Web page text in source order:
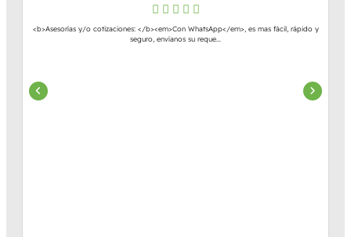
<b>Asesorías y/o cotizaciones: </b><em>Con WhatsApp</em>, es mas fácil, rápido y
seguro, envíanos su reque...